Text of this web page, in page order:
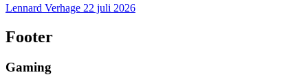
Lennard Verhage 22 juli 2026
Footer
Gaming